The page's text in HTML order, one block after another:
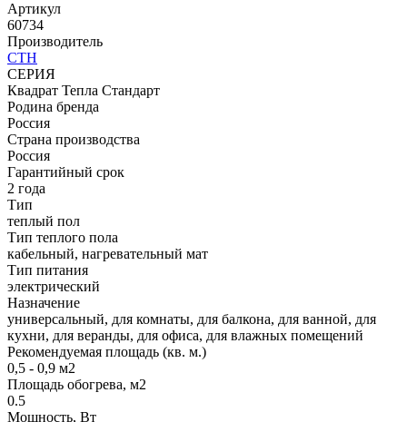
Артикул
60734
Производитель
СТН
СЕРИЯ
Квадрат Тепла Стандарт
Родина бренда
Россия
Страна производства
Россия
Гарантийный срок
2 года
Тип
теплый пол
Тип теплого пола
кабельный, нагревательный мат
Тип питания
электрический
Назначение
универсальный, для комнаты, для балкона, для ванной, для
кухни, для веранды, для офиса, для влажных помещений
Рекомендуемая площадь (кв. м.)
0,5 - 0,9 м2
Площадь обогрева, м2
0.5
Мощность, Вт